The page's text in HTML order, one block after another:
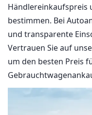
Händlereinkaufspreis
bestimmen. Bei
und transparente
Vertrauen Sie auf
um den besten Preis